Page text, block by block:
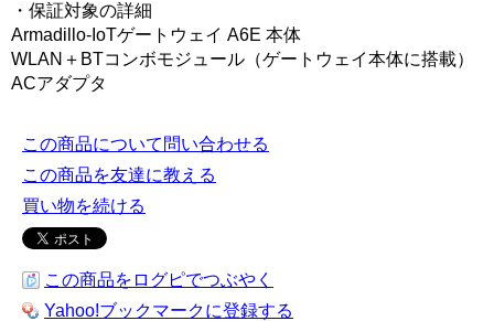
・保証対象の詳細
Armadillo-IoTゲートウェイ A6E 本体
WLAN＋BTコンボモジュール（ゲートウェイ本体に搭載）
ACアダプタ
この商品について問い合わせる
この商品を友達に教える
買い物を続ける
この商品をログピでつぶやく
Yahoo!ブックマークに登録する